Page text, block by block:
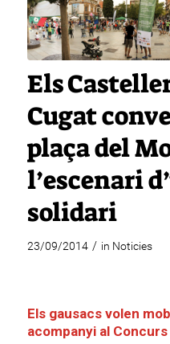
Els
Cugat
plaça del
l’escenari
solidari
23/09/2014 / in Noticies
Els gausacs volen
acompanyi al